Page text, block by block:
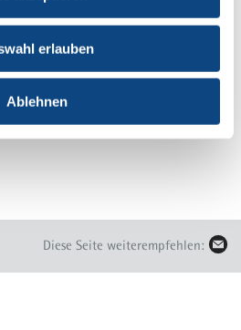
erlauben
Ablehnen
Diese Seite weiterempfehlen: